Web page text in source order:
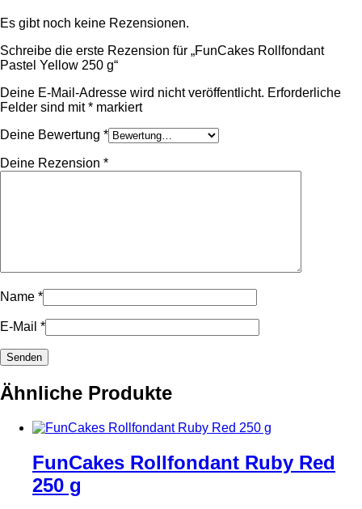
Es gibt noch keine Rezensionen.
Schreibe die erste Rezension für „FunCakes Rollfondant
Pastel Yellow 250 g“
Deine E-Mail-Adresse wird nicht veröffentlicht. Erforderliche
Felder sind mit* markiert
Deine Bewertung *
Deine Rezension *
Name *
E-Mail *
Ähnliche Produkte
FunCakes Rollfondant Ruby Red
250 g